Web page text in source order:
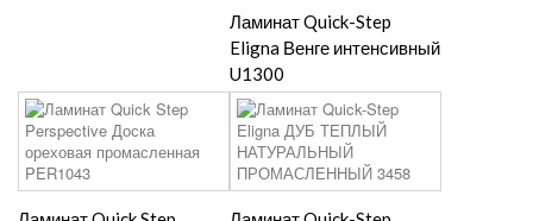
Ламинат Quick-Step
Eligna Венге интенсивный
U1300